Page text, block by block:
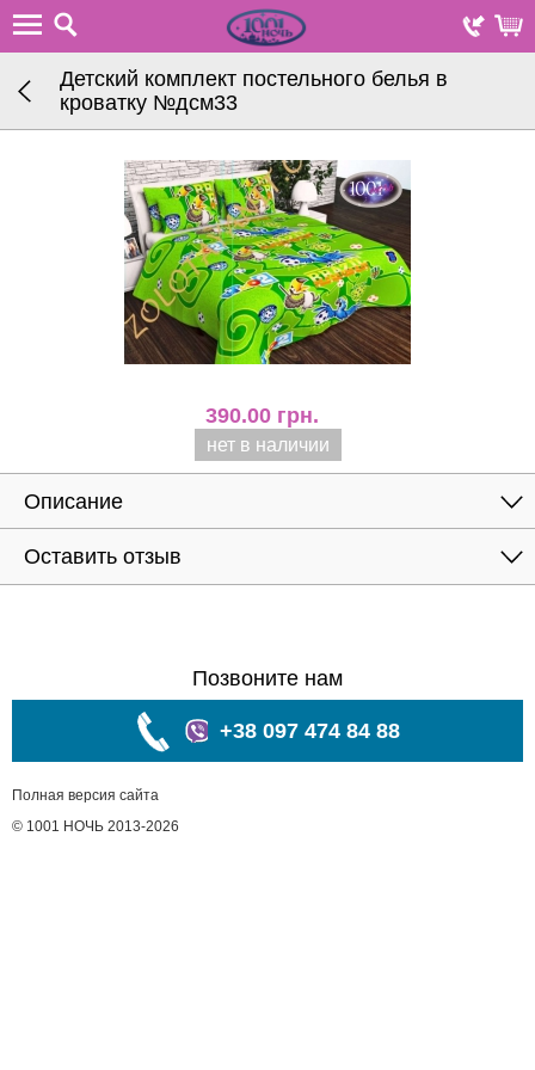
Детский комплект постельного белья в
кроватку №дсм33
390.00 грн.
нет в наличии
Описание
Оставить отзыв
Позвоните нам
+38 097 474 84 88
Полная версия сайта
© 1001 НОЧЬ 2013-2026